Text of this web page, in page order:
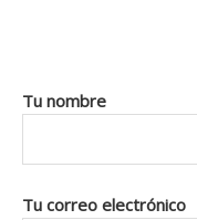
Tu nombre
Tu correo electrónico